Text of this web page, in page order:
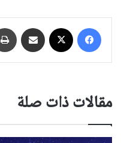
فيسبوك مشاركة عبر البريد
مقالات ذات صلة